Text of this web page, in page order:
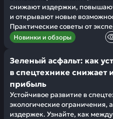
снижают издержки,
и открывают новые
Практические советы от
Новинки и обзоры
Зеленый асфальт: как
в спецтехнике
прибыль
Устойчивое развитие в
экологические ограничения,
издержек. Узнайте, как